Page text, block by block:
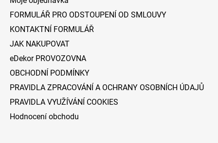
FORMULÁŘ PRO ODSTOUPENÍ OD SMLOUVY
KONTAKTNÍ FORMULÁŘ
JAK NAKUPOVAT
eDekor PROVOZOVNA
OBCHODNÍ PODMÍNKY
PRAVIDLA ZPRACOVÁNÍ A OCHRANY OSOBNÍCH ÚDAJŮ
PRAVIDLA VYUŽÍVÁNÍ COOKIES
Hodnocení obchodu